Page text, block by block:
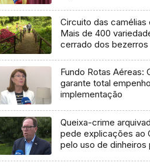
Circuito das camélias
Mais de 400
cerrado dos bezerros
Fundo Rotas Aéreas:
garante total
implementação
Queixa-crime
pede explicações ao
pelo uso de dinheiros